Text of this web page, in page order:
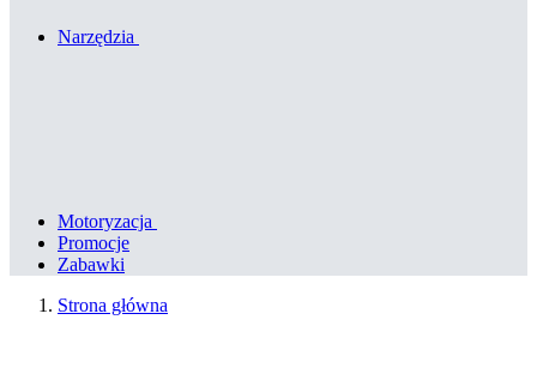
Narzędzia
Motoryzacja
Promocje
Zabawki
Strona główna